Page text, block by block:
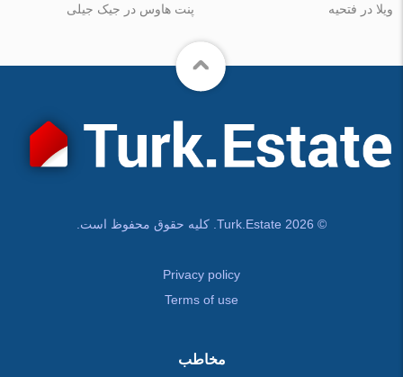
ویلا در فتحیه
پنت هاوس در جیک جیلی
© Turk.Estate 2026. کلیه حقوق محفوظ است.
Privacy policy
Terms of use
مخاطب